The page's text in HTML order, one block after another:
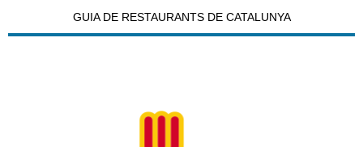
GUIA DE RESTAURANTS DE CATALUNYA